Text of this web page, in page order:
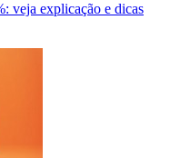
veja explicação e dicas